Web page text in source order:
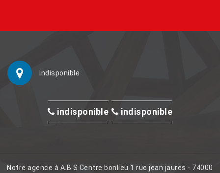
indisponible
indisponible indisponible
Notre agence à A.B.S Centre bonlieu 1 rue jean jaures - 74000